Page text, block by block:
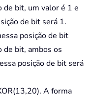
de bit, um valor é 1 e
de bit será 1.
posição de bit
de bit, ambos os
posição de bit será
A forma